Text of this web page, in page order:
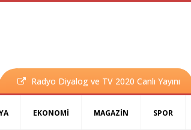
Radyo Diyalog ve TV 2020 Canlı Yayını
EKONOMİ MAGAZİN SPOR